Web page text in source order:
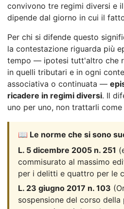
convivono tre regimi diversi e
dipende dal giorno in cui il
Per chi si difende questo
la contestazione riguarda più
tempo — ipotesi tutt'altro che
in quelli tributari e in ogni
associativa o continuata —
ricadere in regimi diversi. Il
uno per uno, non trattarli
📖 Le norme che si sono
L. 5 dicembre 2005 n. 251
commisurato al massimo
per i delitti e quattro per le
L. 23 giugno 2017 n. 103
sospensione del corso